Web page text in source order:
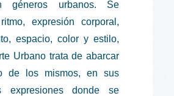
géneros urbanos. Se
expresión corporal,
espacio, color y estilo,
Urbano trata de abarcar
de los mismos, en sus
expresiones donde se